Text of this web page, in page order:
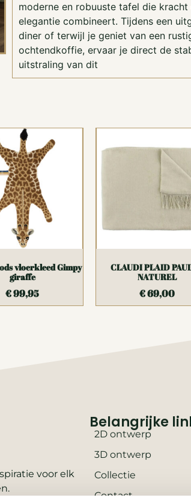
moderne en robuuste tafel die kracht
elegantie combineert. Tijdens een
diner of terwijl je geniet van een
ochtendkoffie, ervaar je direct de
uitstraling van dit
vloerkleed Gimpy
giraffe
€99,95
CLAUDI PLAID
NATUREL
€69,00
voor elk
Belangrijke
2D ontwerp
3D ontwerp
Collectie